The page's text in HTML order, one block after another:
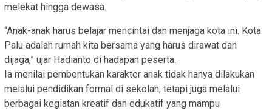
melekat hingga dewasa.
“Anak-anak harus belajar mencintai dan menjaga kota ini. Kota
Palu adalah rumah kita bersama yang harus dirawat dan
dijaga,” ujar Hadianto di hadapan peserta.
Ia menilai pembentukan karakter anak tidak hanya dilakukan
melalui pendidikan formal di sekolah, tetapi juga melalui
berbagai kegiatan kreatif dan edukatif yang mampu